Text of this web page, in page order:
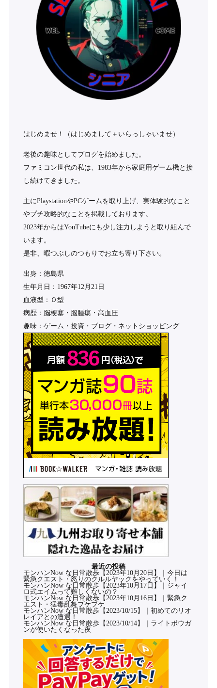
はじめませ！（はじめまして＋いらっしゃいませ）
老後の趣味としてブログを始めました。
ファミコン世代の私は、1983年から家庭用ゲーム機と接
し続けてきました。
主にPlaystationやPCゲームを取り上げ、実体験的なこと
やプチ攻略的なことを掲載しております。
2023年からはYouTubeにも少し注力しようと取り組んで
います。
是非、暇つぶしのつもりでお立ち寄り下さい。
出身：徳島県
生年月日：1967年12月21日
血液型：Ｏ型
病歴：脳梗塞・脳腫瘍・高血圧
趣味：ゲーム・投資・ブログ・ネットショッピング
最近の投稿
モンハンNow な日常散歩【2023年10月20日】｜今日は
緊急クエスト・怒りのクルルヤックをやっていく！
モンハンNow な日常散歩【2023年10月17日】｜ジャイ
ロ式エイムって難しくないの？
モンハンNow な日常散歩【2023年10月16日】｜緊急ク
エスト・猛毒乱舞プケプケ
モンハンNow な日常散歩【2023/10/15】｜初めてのリオ
レイアとの遭遇！
モンハンNow な日常散歩【2023/10/14】｜ライトボウガ
ンが使いたくなった夜